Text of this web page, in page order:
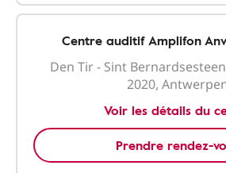
Centre auditif Amplifon
Den Tir - Sint
2020,
Voir les détails du
Prendre rendez-